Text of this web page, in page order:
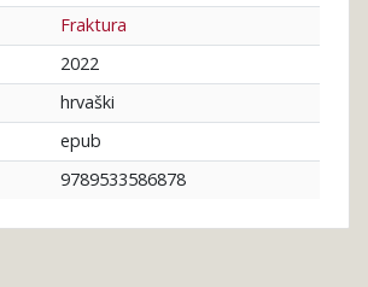
Fraktura
2022
hrvaški
epub
9789533586878